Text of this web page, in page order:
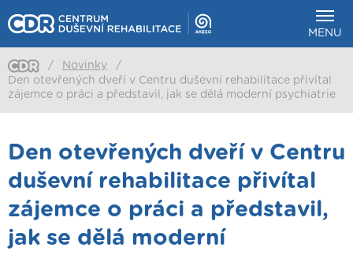
MENU
/ Novinky
/
Den otevřených dveří v Centru duševní rehabilitace přivítal
zájemce o práci a představil, jak se dělá moderní psychiatrie
Den otevřených dveří v Centru
duševní rehabilitace přivítal
zájemce o práci a představil,
jak se dělá moderní